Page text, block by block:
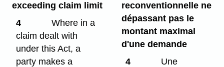
exceeding claim limit
4
Where in a
claim dealt with
under this Act, a
party makes a
reconventionnelle ne
dépassant pas le
montant maximal
d'une demande
4
Une